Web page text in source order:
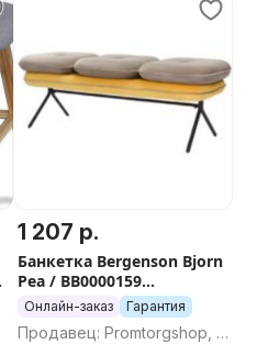
1 207 р.
Банкетка Bergenson Bjorn
Pea / BB0000159
(бежевый/желтый)
Онлайн-заказ Гарантия
Продавец: Promtorgshop, П